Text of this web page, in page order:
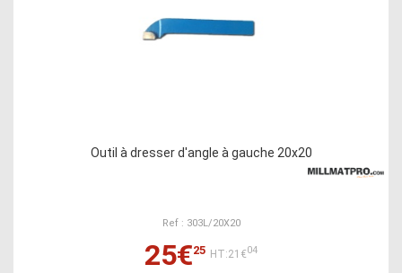
Outil à dresser d'angle à gauche 20x20
Ref : 303L/20X20
25€25 HT:21€04